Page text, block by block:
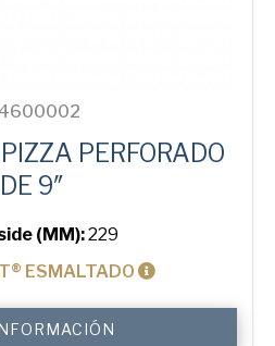
4600002
PERFORADO
DE 9″
(MM):229
ESMALTADO